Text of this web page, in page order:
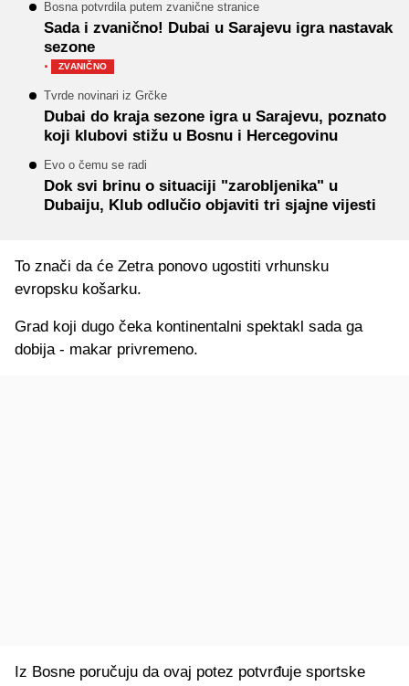
Bosna potvrdila putem zvanične stranice
Sada i zvanično! Dubai u Sarajevu igra nastavak
sezone
· ZVANIČNO
Tvrde novinari iz Grčke
Dubai do kraja sezone igra u Sarajevu, poznato
koji klubovi stižu u Bosnu i Hercegovinu
Evo o čemu se radi
Dok svi brinu o situaciji "zarobljenika" u
Dubaiju, Klub odlučio objaviti tri sjajne vijesti
To znači da će Zetra ponovo ugostiti vrhunsku
evropsku košarku.
Grad koji dugo čeka kontinentalni spektakl sada ga
dobija - makar privremeno.
Iz Bosne poručuju da ovaj potez potvrđuje sportske